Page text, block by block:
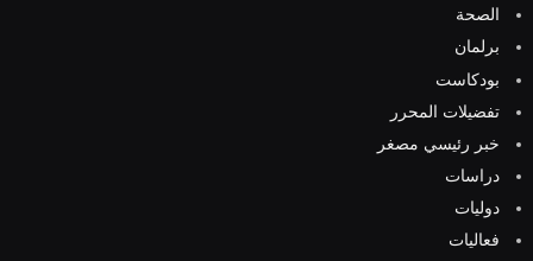
الصحة
برلمان
بودكاست
تفضيلات المحرر
خبر رئيسي مصغر
دراسات
دوليات
فعاليات